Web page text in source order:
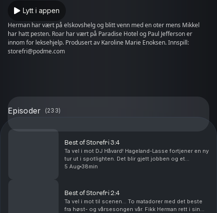
Lytt i appen
Herman har vært på elskovshelg og blitt venn med en oter mens Mikkel
har hatt pesten. Roar har vært på Paradise Hotel og Paul Jefferson er
innom for leksehjelp. Produsert av Karoline Marie Enoksen. Innspill:
storefri@podme.com
Episoder (233)
Best of Storefri 3:4
Ta vel i mot DJ Håvard! Hageland-Lasse fortjener en ny
tur ut i spotlighten. Det blir gjett jobben og et
tilbakeblikk med sexy matbestillinger… Produsert av
5 Aug 38min
Best of Storefri 2:4
Ta vel i mot til scenen… To matadorer med det beste
fra høst- og vårsesongen vår. Fikk Herman rett i sin